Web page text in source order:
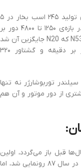
این پیشرانه‌ی دو لیتری چهار سیلندر دارای توان تولید ۲۴۵ اسب بخار در ۵
هزار دور بر دقیقه و ۳۵۰ نیوتون‌متر گشتاور را در بازه‌ی ۱۲۵۰ تا ۴۸۰۰ دور بر
دقیقه داراست. پیشرانه‌ی شش سیلندر ۳ لیتری N53 که N20 جایگزین آن شد
تنها دارای ۲۷۰ اسب بخار قدرت در ۶۷۰۰ دور بر دقیقه و گشتاور ۳۲۰
توربوشارژر نه تنها
از دور موتور و آن هم
قبل باز می‌گردد، اولین
نمونه‌های این موتور با همکاری یک شرکت آلمانی در سال ۸۷ رونمایی شد، اما